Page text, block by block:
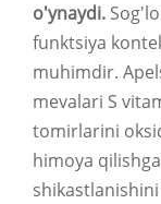
o'ynaydi.
funktsiya
muhimdir.
mevalari S
tomirlarini
himoya